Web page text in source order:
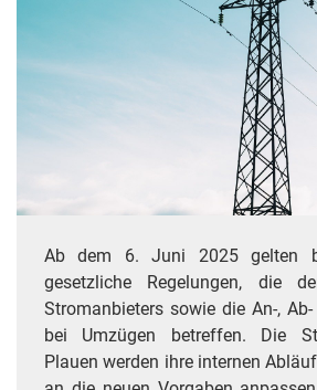
Ab dem 6. Juni 2025 gelten
gesetzliche Regelungen, die
Stromanbieters sowie die An-,
bei Umzügen betreffen. Die
Plauen werden ihre internen